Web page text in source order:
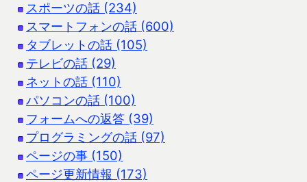
スポーツの話 (234)
スマートフォンの話 (600)
タブレットの話 (105)
テレビの話 (29)
ネットの話 (110)
パソコンの話 (100)
フォームへの返答 (39)
プログラミングの話 (97)
ページの事 (150)
ページ更新情報 (173)